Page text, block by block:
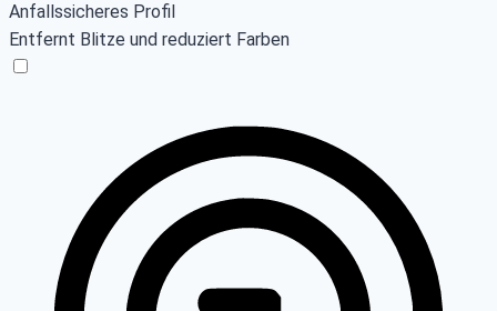
Anfallssicheres Profil
Entfernt Blitze und reduziert Farben